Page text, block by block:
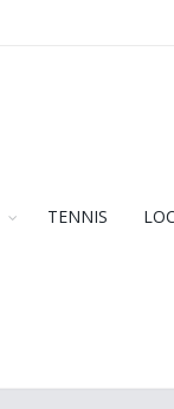
TENNIS